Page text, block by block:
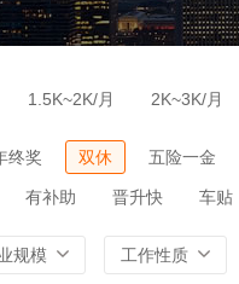
1.5K~2K/月 2K~3K/月
终奖 双休 五险一金
有补助 晋升快 车贴
规模 工作性质